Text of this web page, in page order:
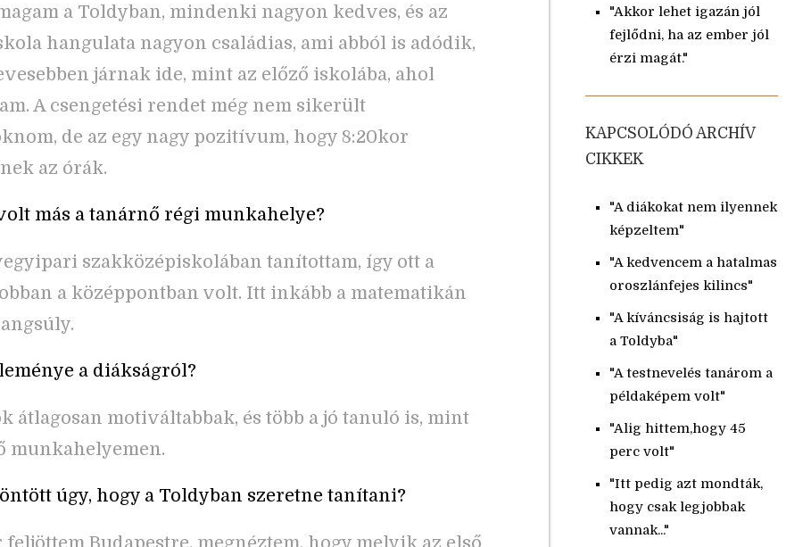
a Toldyban, mindenki nagyon kedves, és az
hangulata nagyon családias, ami abból is adódik,
járnak ide, mint az előző iskolába, ahol
A csengetési rendet még nem sikerült
de az egy nagy pozitívum, hogy 8:20kor
az órák.
más a tanárnő régi munkahelye?
szakközépiskolában tanítottam, így ott a
a középpontban volt. Itt inkább a matematikán
a diákságról?
átlagosan motiváltabbak, és több a jó tanuló is, mint
munkahelyemen.
úgy, hogy a Toldyban szeretne tanítani?
Budapestre, megnéztem, hogy melyik az első
"Akkor lehet igazán jól
fejlődni, ha az ember jól
érzi magát."
KAPCSOLÓDÓ ARCHÍV
CIKKEK
"A diákokat nem ilyennek
képzeltem"
"A kedvencem a hatalmas
oroszlánfejes kilincs"
"A kíváncsiság is hajtott
a Toldyba"
"A testnevelés tanárom a
példaképem volt"
"Alig hittem,hogy 45
perc volt"
"Itt pedig azt mondták,
hogy csak legjobbak
vannak..."